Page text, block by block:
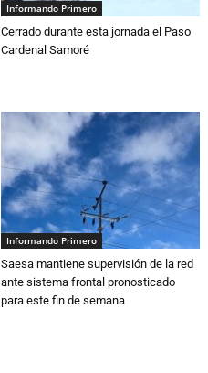
Informando Primero
Cerrado durante esta jornada el Paso
Cardenal Samoré
Informando Primero
Saesa mantiene supervisión de la red
ante sistema frontal pronosticado
para este fin de semana